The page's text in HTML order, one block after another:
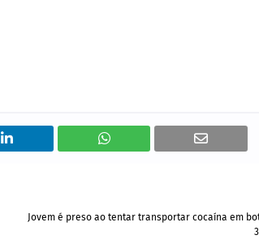
Jovem é preso ao tentar transportar cocaína em